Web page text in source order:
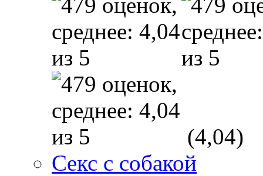
(4,04)
Секс с собакой